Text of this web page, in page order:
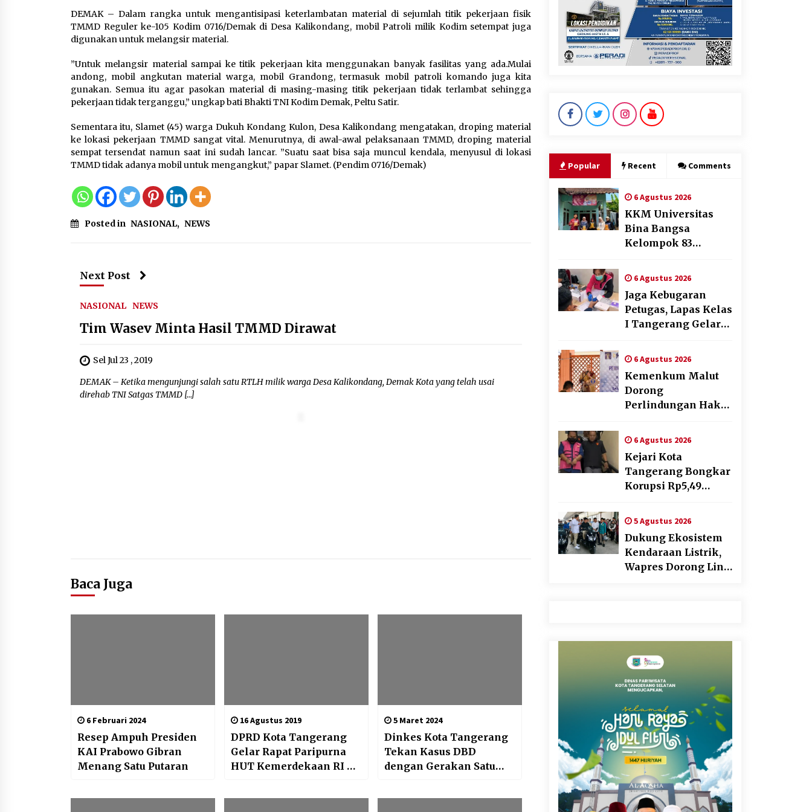
Di Forum Internasional Majelis
Persaudaraan Manusia,
Tegaskan Kepemimpinan
Perempuan Bukan Dominasi,
Tapi Merawat Dan Merangkul
5 Agustus 2026
Jokowi Tetap Disambut
Masih Dirasakan Masyarakat
5 Agustus 2026
Respons Cepat Aduan Warga,
Wali Kota Serang Bantu Bedah
Rumah Roboh Korban
Bencana, Salurkan Bantuan
Wali Kota Serang Budi
Rustandi Berikan
Penghargaan kepada
Pemenang Sayembara Logo
HUT ke-19 Kota Serang
5 Agustus 2026
Polres Cilegon Gelar Apel
Kesiapsiagaan Hadapi
Ancaman Kebakaran Akibat
Fenomena El Niño
Pendapatan Ditarget Rp2,03
Triliun
5 Agustus 2026
DEMAK – Dalam rangka untuk mengantisipasi keterlambatan material di sejumlah titik pekerjaan fisik
TMMD Reguler ke-105 Kodim 0716/Demak di Desa Kalikondang, mobil Patroli milik Kodim setempat juga
digunakan untuk melangsir material.
”Untuk melangsir material sampai ke titik pekerjaan kita menggunakan banyak fasilitas yang ada.Mulai
andong, mobil angkutan material warga, mobil Grandong, termasuk mobil patroli komando juga kita
gunakan. Semua itu agar pasokan material di masing-masing titik pekerjaan tidak terlambat sehingga
pekerjaan tidak terganggu,” ungkap bati Bhakti TNI Kodim Demak, Peltu Satir.
Sementara itu, Slamet (45) warga Dukuh Kondang Kulon, Desa Kalikondang mengatakan, droping material
ke lokasi pekerjaan TMMD sangat vital. Menurutnya, di awal-awal pelaksanaan TMMD, droping material
sempat tersendat namun saat ini sudah lancar. ”Suatu saat bisa saja muncul kendala, menyusul di lokasi
TMMD tidak adanya mobil untuk mengangkut,” papar Slamet. (Pendim 0716/Demak)
Posted in NASIONAL, NEWS
Next Post
NASIONAL NEWS
Tim Wasev Minta Hasil TMMD Dirawat
Sel Jul 23 , 2019
DEMAK – Ketika mengunjungi salah satu RTLH milik warga Desa Kalikondang, Demak Kota yang telah usai
direhab TNI Satgas TMMD […]
Baca Juga
6 Februari 2024
Resep Ampuh Presiden
KAI Prabowo Gibran
Menang Satu Putaran
16 Agustus 2019
DPRD Kota Tangerang
Gelar Rapat Paripurna
HUT Kemerdekaan RI ke
5 Maret 2024
Dinkes Kota Tangerang
Tekan Kasus DBD
dengan Gerakan Satu
Popular Recent Comments
6 Agustus 2026
KKM Universitas
Bina Bangsa
Kelompok 83
Pendampingan
Pembuatan Spanduk
Sebagai Upaya
Memperkuat
Pemasaran UMKM
6 Agustus 2026
Jaga Kebugaran
Petugas, Lapas Kelas
I Tangerang Gelar
Gratis dan Skrining
TB Lanjutan
6 Agustus 2026
Kemenkum Malut
Dorong
Perlindungan Hak
Digital,
Sosialisasikan
Pencatatan Gratis
dan Penguatan
Royalti
6 Agustus 2026
Kejari Kota
Tangerang Bongkar
Korupsi Rp5,49
Pesawat Fiktif, Eks
VP Angkasa Pura
Kargo Ditahan
5 Agustus 2026
Dukung Ekosistem
Kendaraan Listrik,
Wapres Dorong Link